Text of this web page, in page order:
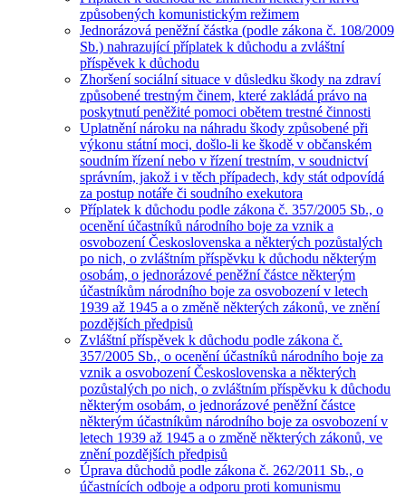
způsobených komunistickým režimem
Jednorázová peněžní částka (podle zákona č. 108/2009
Sb.) nahrazující příplatek k důchodu a zvláštní
příspěvek k důchodu
Zhoršení sociální situace v důsledku škody na zdraví
způsobené trestným činem, které zakládá právo na
poskytnutí peněžité pomoci obětem trestné činnosti
Uplatnění nároku na náhradu škody způsobené při
výkonu státní moci, došlo-li ke škodě v občanském
soudním řízení nebo v řízení trestním, v soudnictví
správním, jakož i v těch případech, kdy stát odpovídá
za postup notáře či soudního exekutora
Příplatek k důchodu podle zákona č. 357/2005 Sb., o
ocenění účastníků národního boje za vznik a
osvobození Československa a některých pozůstalých
po nich, o zvláštním příspěvku k důchodu některým
osobám, o jednorázové peněžní částce některým
účastníkům národního boje za osvobození v letech
1939 až 1945 a o změně některých zákonů, ve znění
pozdějších předpisů
Zvláštní příspěvek k důchodu podle zákona č.
357/2005 Sb., o ocenění účastníků národního boje za
vznik a osvobození Československa a některých
pozůstalých po nich, o zvláštním příspěvku k důchodu
některým osobám, o jednorázové peněžní částce
některým účastníkům národního boje za osvobození v
letech 1939 až 1945 a o změně některých zákonů, ve
znění pozdějších předpisů
Úprava důchodů podle zákona č. 262/2011 Sb., o
účastnících odboje a odporu proti komunismu